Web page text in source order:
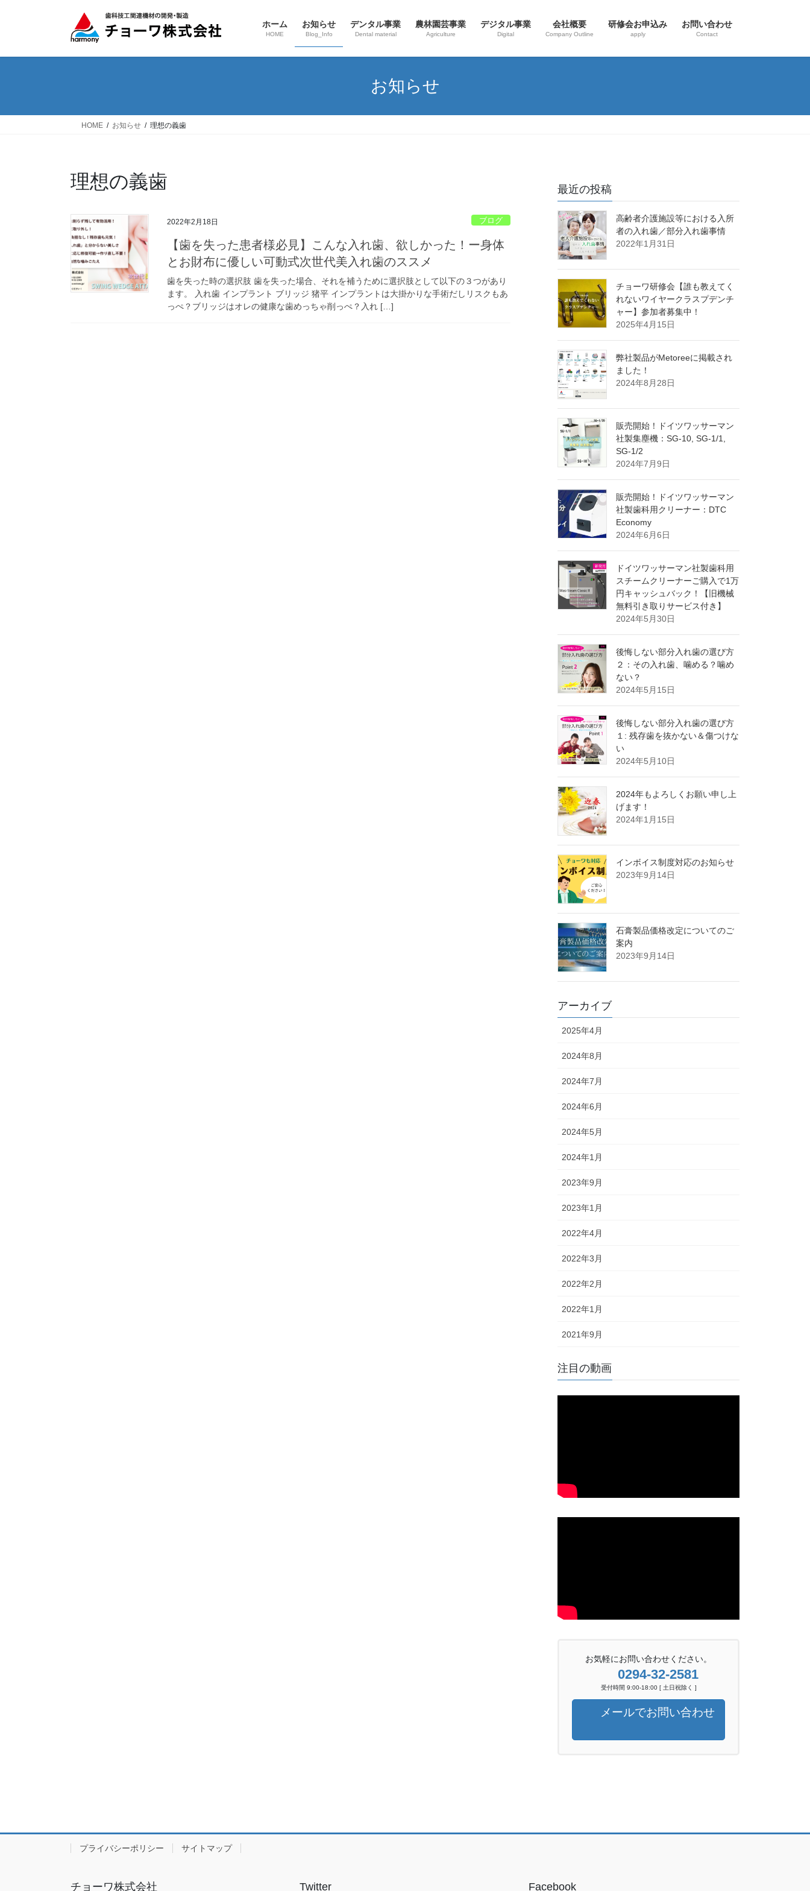
ホーム
HOME
お知らせ
Blog_Info
デンタル事業
Dental material
農林園芸事業
Agriculture
デジタル事業
Digital
会社概要
Company Outline
研修会お申込み
apply
お問い合わせ
Contact
お知らせ
HOME お知らせ 理想の義歯
理想の義歯
2022年2月18日 ブログ
【歯を失った患者様必見】こんな入れ歯、欲しかった！ー身体
とお財布に優しい可動式次世代美入れ歯のススメ
歯を失った時の選択肢 歯を失った場合、それを補うために選択肢として以下の３つがあり
ます。 入れ歯 インプラント ブリッジ 猪平 インプラントは大掛かりな手術だしリスクもあ
っぺ？ブリッジはオレの健康な歯めっちゃ削っぺ？入れ […]
最近の投稿
高齢者介護施設等における入所
者の入れ歯／部分入れ歯事情
2022年1月31日
チョーワ研修会【誰も教えてく
れないワイヤークラスプデンチ
ャー】参加者募集中！
2025年4月15日
弊社製品がMetoreeに掲載され
ました！
2024年8月28日
販売開始！ドイツワッサーマン
社製集塵機：SG-10, SG-1/1,
SG-1/2
2024年7月9日
販売開始！ドイツワッサーマン
社製歯科用クリーナー：DTC
Economy
2024年6月6日
ドイツワッサーマン社製歯科用
スチームクリーナーご購入で1万
円キャッシュバック！【旧機械
無料引き取りサービス付き】
2024年5月30日
後悔しない部分入れ歯の選び方
２：その入れ歯、噛める？噛め
ない？
2024年5月15日
後悔しない部分入れ歯の選び方
１: 残存歯を抜かない＆傷つけな
い
2024年5月10日
2024年もよろしくお願い申し上
げます！
2024年1月15日
インボイス制度対応のお知らせ
2023年9月14日
石膏製品価格改定についてのご
案内
2023年9月14日
アーカイブ
2025年4月
2024年8月
2024年7月
2024年6月
2024年5月
2024年1月
2023年9月
2023年1月
2022年4月
2022年3月
2022年2月
2022年1月
2021年9月
注目の動画
お気軽にお問い合わせください。
0294-32-2581
受付時間 9:00-18:00 [ 土日祝除く ]
メールでお問い合わせ
プライバシーポリシー サイトマップ
チョーワ株式会社 Twitter Facebook